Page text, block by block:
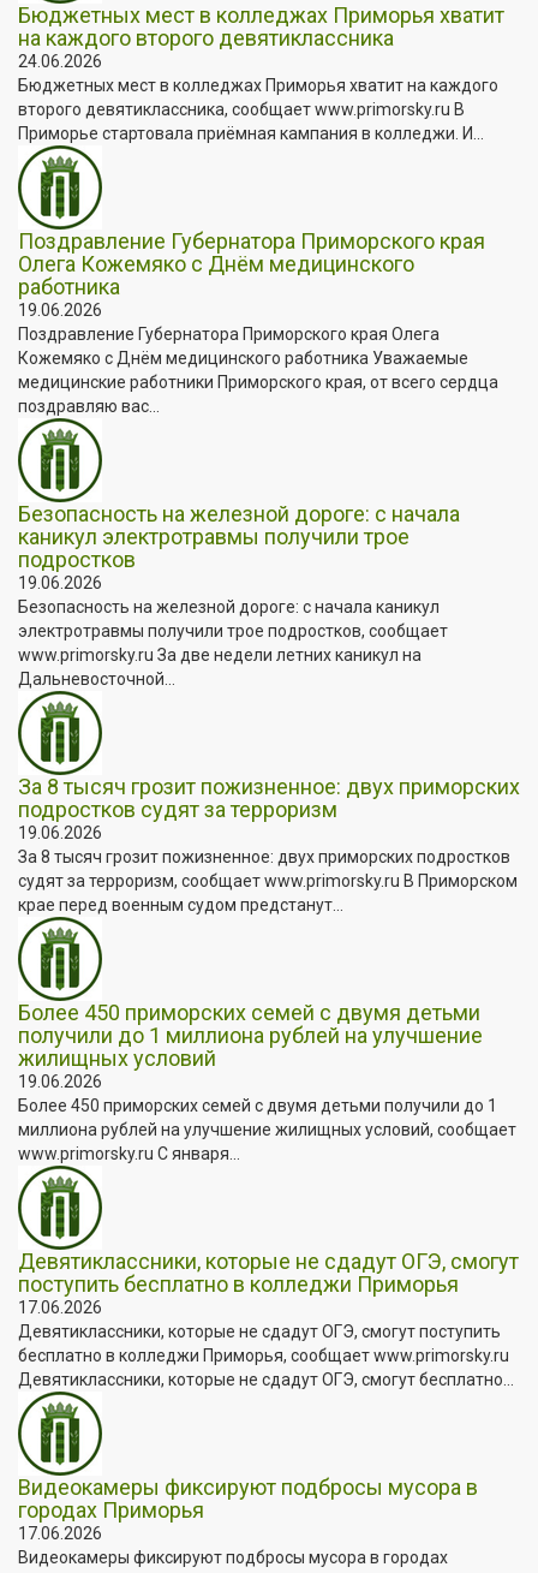
Бюджетных мест в колледжах Приморья хватит
на каждого второго девятиклассника
24.06.2026
Бюджетных мест в колледжах Приморья хватит на каждого
второго девятиклассника, сообщает www.primorsky.ru В
Приморье стартовала приёмная кампания в колледжи. И...
Поздравление Губернатора Приморского края
Олега Кожемяко с Днём медицинского
работника
19.06.2026
Поздравление Губернатора Приморского края Олега
Кожемяко с Днём медицинского работника Уважаемые
медицинские работники Приморского края, от всего сердца
поздравляю вас...
Безопасность на железной дороге: с начала
каникул электротравмы получили трое
подростков
19.06.2026
Безопасность на железной дороге: с начала каникул
электротравмы получили трое подростков, сообщает
www.primorsky.ru За две недели летних каникул на
Дальневосточной...
За 8 тысяч грозит пожизненное: двух приморских
подростков судят за терроризм
19.06.2026
За 8 тысяч грозит пожизненное: двух приморских подростков
судят за терроризм, сообщает www.primorsky.ru В Приморском
крае перед военным судом предстанут...
Более 450 приморских семей с двумя детьми
получили до 1 миллиона рублей на улучшение
жилищных условий
19.06.2026
Более 450 приморских семей с двумя детьми получили до 1
миллиона рублей на улучшение жилищных условий, сообщает
www.primorsky.ru С января...
Девятиклассники, которые не сдадут ОГЭ, смогут
поступить бесплатно в колледжи Приморья
17.06.2026
Девятиклассники, которые не сдадут ОГЭ, смогут поступить
бесплатно в колледжи Приморья, сообщает www.primorsky.ru
Девятиклассники, которые не сдадут ОГЭ, смогут бесплатно...
Видеокамеры фиксируют подбросы мусора в
городах Приморья
17.06.2026
Видеокамеры фиксируют подбросы мусора в городах